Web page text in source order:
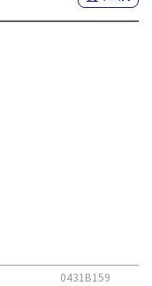
0431B159